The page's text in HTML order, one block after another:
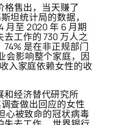
格售出，当天赚了
坦统计局的数据，
月至 2020 年 6 月期
工作的 730 万人之
是在非正规部门
会影响整个家庭，因
入家庭依赖女性的收
和经济替代研究所
查做出回应的女性
心被致命的冠状病毒